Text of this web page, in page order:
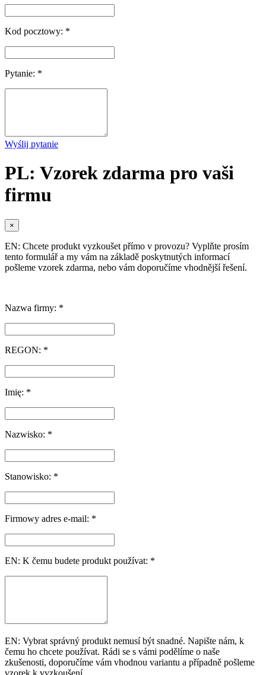
Kod pocztowy: *
Pytanie: *
Wyślij pytanie
PL: Vzorek zdarma pro vaši
firmu
×
EN: Chcete produkt vyzkoušet přímo v provozu? Vyplňte prosím
tento formulář a my vám na základě poskytnutých informací
pošleme vzorek zdarma, nebo vám doporučíme vhodnější řešení.
Nazwa firmy: *
REGON: *
Imię: *
Nazwisko: *
Stanowisko: *
Firmowy adres e-mail: *
EN: K čemu budete produkt používat: *
EN: Vybrat správný produkt nemusí být snadné. Napište nám, k
čemu ho chcete používat. Rádi se s vámi podělíme o naše
zkušenosti, doporučíme vám vhodnou variantu a případně pošleme
vzorek k vyzkoušení.